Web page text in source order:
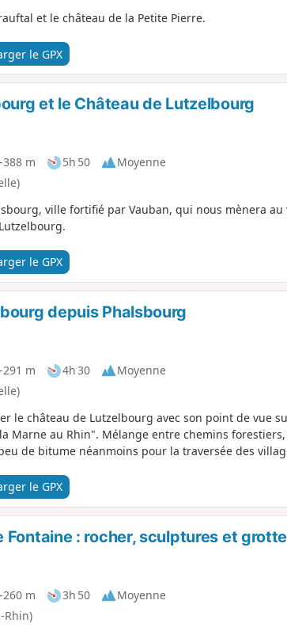
et le château de la Petite Pierre.
le GPX
et le Château de Lutzelbourg
-388 m 5h 50
Moyenne
ville fortifié par Vauban, qui nous mènera au
le GPX
depuis Phalsbourg
-291 m 4h 30
Moyenne
le château de Lutzelbourg avec son point de vue
Marne au Rhin". Mélange entre chemins
de bitume néanmoins pour la traversée des
le GPX
Fontaine : rocher, sculptures et grotte
-260 m 3h 50
Moyenne
Rhin)